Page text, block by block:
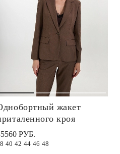
жакет
кроя
РУБ.
40 42 44 46 48